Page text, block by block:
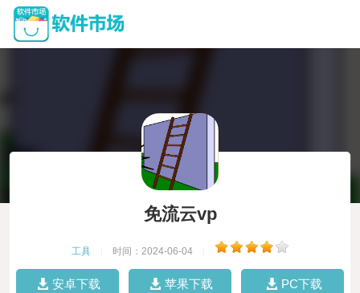
免流云vp
工具 时间：2024-06-04
安卓下载 苹果下载 PC下载